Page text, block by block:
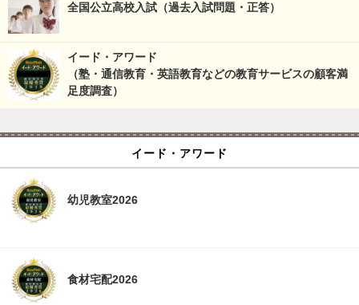
全国公立高校入試（過去入試問題・正答）
イード・アワード
（塾・通信教育・英語教育などの教育サービスの顧客満
足度調査）
イード・アワード
幼児教室2026
食材宅配2026